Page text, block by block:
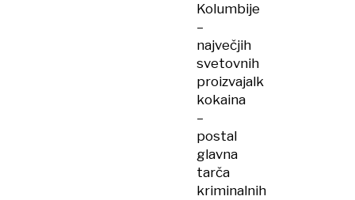
Kolumbije
–
največjih
svetovnih
proizvajalk
kokaina
–
postal
glavna
tarča
kriminalnih